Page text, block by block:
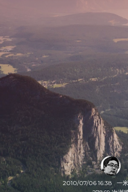
2010/07/06 16:38 一米